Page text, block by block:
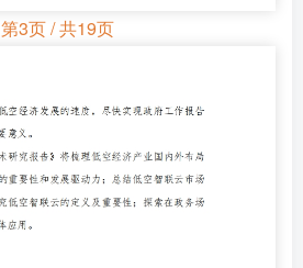
第3页 / 共19页